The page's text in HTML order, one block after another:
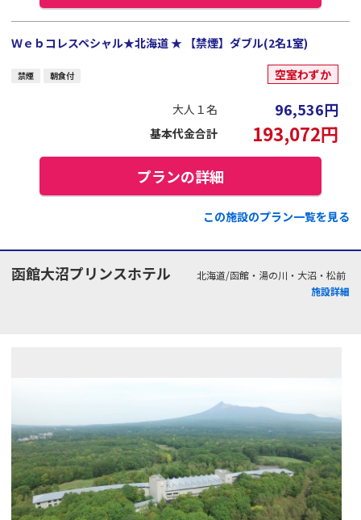
Ｗｅｂコレスペシャル★北海道 ★ 【禁煙】ダブル(2名1室)
禁煙 朝食付 空室わずか
大人１名 96,536円
基本代金合計 193,072円
プランの詳細
この施設のプラン一覧を見る
函館大沼プリンスホテル
北海道/函館・湯の川・大沼・松前
施設詳細